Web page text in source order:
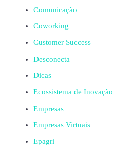
Comunicação
Coworking
Customer Success
Desconecta
Dicas
Ecossistema de Inovação
Empresas
Empresas Virtuais
Epagri